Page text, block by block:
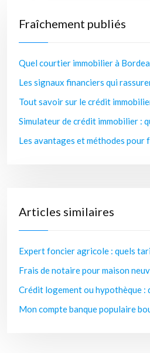
Fraîchement publiés
Quel courtier immobilier à
Les signaux financiers qui
Tout savoir sur le crédit
Simulateur de crédit immobilier :
Les avantages et méthodes pour
Articles similaires
Expert foncier agricole : quels
Frais de notaire pour maison
Crédit logement ou hypothèque
Mon compte banque populaire